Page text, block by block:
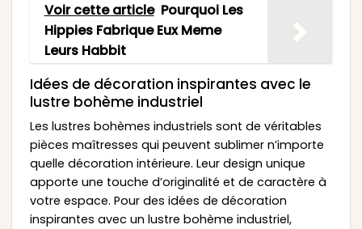
Voir cette article Pourquoi Les
Hippies Fabrique Eux Meme
Leurs Habbit
Idées de décoration inspirantes avec le
lustre bohème industriel
Les lustres bohèmes industriels sont de véritables
pièces maîtresses qui peuvent sublimer n’importe
quelle décoration intérieure. Leur design unique
apporte une touche d’originalité et de caractère à
votre espace. Pour des idées de décoration
inspirantes avec un lustre bohème industriel,